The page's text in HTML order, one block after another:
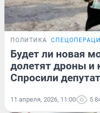
ПОЛИТИКА
Будет ли новая
долетят дроны и
Спросили
11 апреля, 2026, 11:00 5